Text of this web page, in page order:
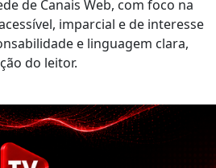
de Canais Web, com foco na
imparcial e de interesse
e linguagem clara,
do leitor.